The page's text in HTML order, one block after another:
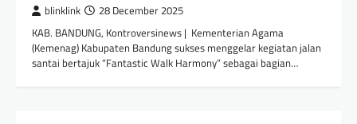
blinklink 28 December 2025
KAB. BANDUNG, Kontroversinews | Kementerian Agama
(Kemenag) Kabupaten Bandung sukses menggelar kegiatan jalan
santai bertajuk “Fantastic Walk Harmony” sebagai bagian…